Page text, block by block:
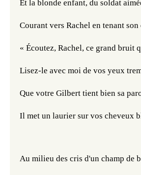
Et la blonde enfant, du soldat
Courant vers Rachel en tenant
« Écoutez, Rachel, ce grand bruit
Lisez-le avec moi de vos yeux
Que votre Gilbert tient bien sa
Il met un laurier sur vos cheveux
Au milieu des cris d'un champ de